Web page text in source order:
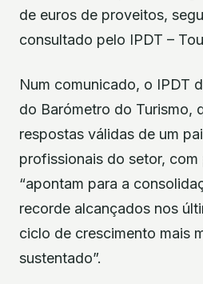
de euros de proveitos,
consultado pelo IPDT –
Num comunicado, o IPDT
do Barómetro do Turismo,
respostas válidas de um
profissionais do setor,
“apontam para a
recorde alcançados nos
ciclo de crescimento mais
sustentado”.